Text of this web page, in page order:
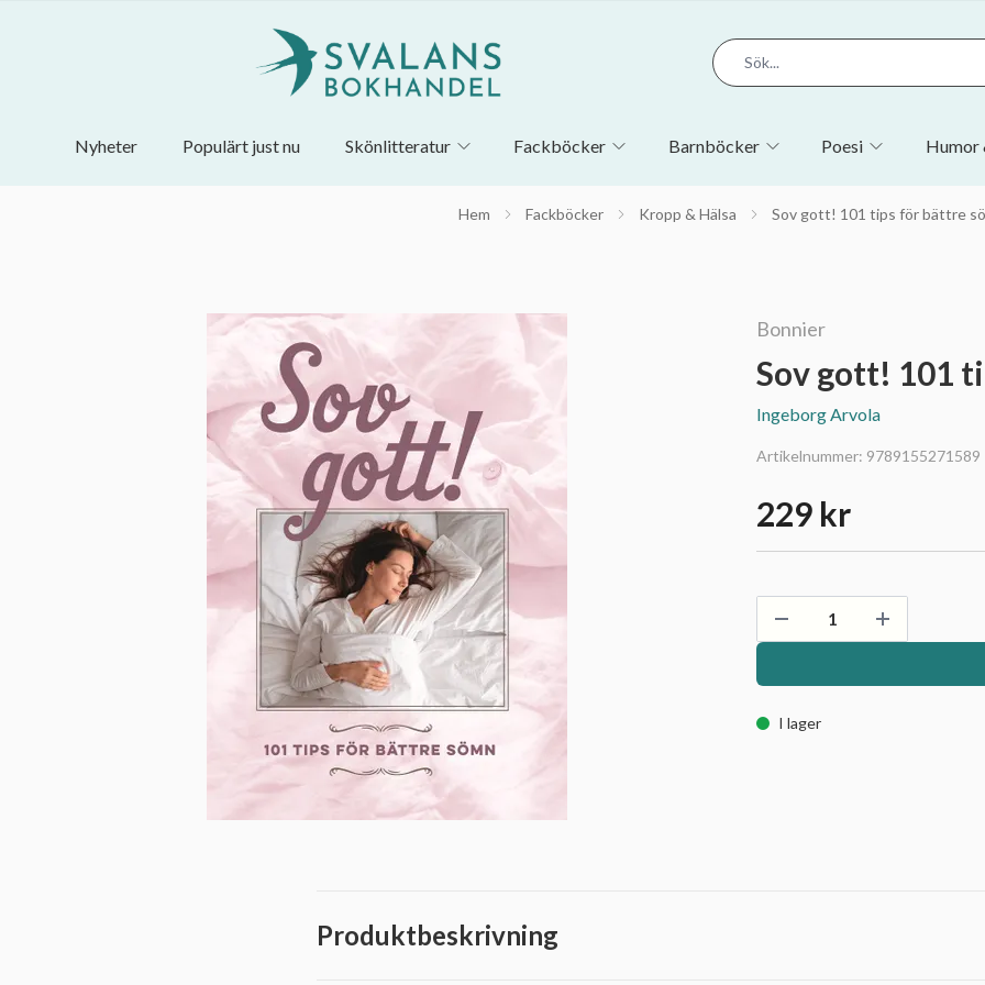
Nyheter Populärt just nu Skönlitteratur Fackböcker Barnböcker Poesi Humor
Hem Fackböcker Kropp & Hälsa Sov gott! 101 tips för bättre
Bonnier
Sov gott! 101
Ingeborg Arvola
Artikelnummer: 9789155271589
229 kr
I lager
Produktbeskrivning